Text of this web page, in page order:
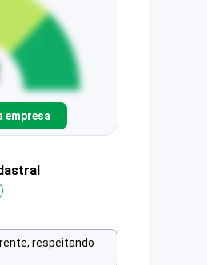
empresa
respeitando